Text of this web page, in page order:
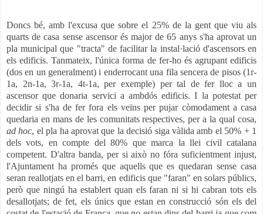
Doncs bé, amb l'excusa que sobre el 25% de la gent que viu als
quarts de casa sense ascensor és major de 65 anys s'ha aprovat un
pla municipal que "tracta" de facilitar la instal·lació d'ascensors en
els edificis. Tanmateix, l'única forma de fer-ho és agrupant edificis
(dos en un generalment) i enderrocant una fila sencera de pisos (1r-
1a, 2n-1a, 3r-1a, 4t-1a, per exemple) per tal de fer lloc a un
ascensor que donaria servici a ambdós edificis. I la potestat per
decidir si s'ha de fer fora els veïns per pujar còmodament a casa
quedaria en mans de les comunitats respectives, per a la qual cosa,
ad hoc, el pla ha aprovat que la decisió siga vàlida amb el 50% + 1
dels vots, en compte del 80% que marca la llei civil catalana
competent. D'altra banda, per si això no fóra suficientment injust,
l'Ajuntament ha promés que aquells que es quedaran sense casa
seran reallotjats en el barri, en edificis que "faran" en solars públics,
però que ningú ha establert quan els faran ni si hi cabran tots els
desallotjats; de fet, els únics que estan en construcció són els del